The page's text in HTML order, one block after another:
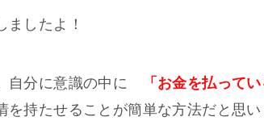
したよ！
自分に意識の中に
「お金を払って
持たせることが簡単な方法だと思い